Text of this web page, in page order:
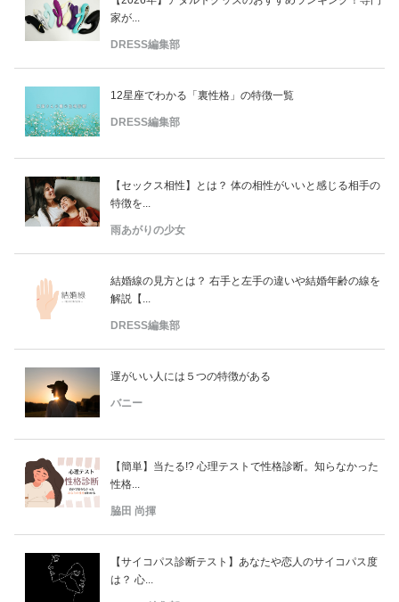
家が...
DRESS編集部
12星座でわかる「裏性格」の特徴一覧
DRESS編集部
【セックス相性】とは？ 体の相性がいいと感じる相手の
特徴を...
雨あがりの少女
結婚線の見方とは？ 右手と左手の違いや結婚年齢の線を
解説【...
DRESS編集部
運がいい人には５つの特徴がある
バニー
【簡単】当たる!? 心理テストで性格診断。知らなかった
性格...
脇田 尚揮
【サイコパス診断テスト】あなたや恋人のサイコパス度
は？ 心...